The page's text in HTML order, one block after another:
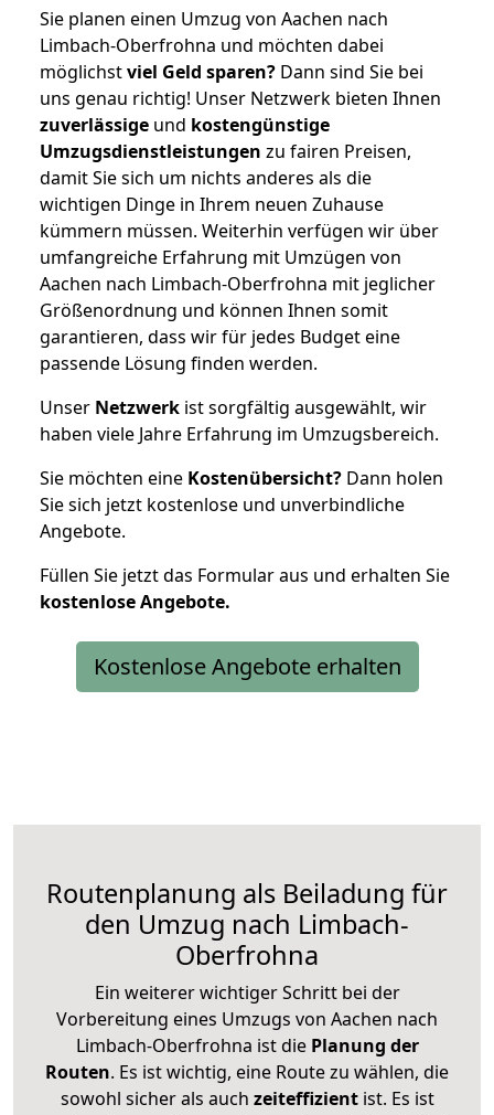
Sie planen einen Umzug von Aachen nach
Limbach-Oberfrohna und möchten dabei
möglichstviel Geld sparen? Dann sind Sie bei
uns genau richtig! Unser Netzwerk bieten Ihnen
zuverlässige und kostengünstige
Umzugsdienstleistungen zu fairen Preisen,
damit Sie sich um nichts anderes als die
wichtigen Dinge in Ihrem neuen Zuhause
kümmern müssen. Weiterhin verfügen wir über
umfangreiche Erfahrung mit Umzügen von
Aachen nach Limbach-Oberfrohna mit jeglicher
Größenordnung und können Ihnen somit
garantieren, dass wir für jedes Budget eine
passende Lösung finden werden.
Unser Netzwerk ist sorgfältig ausgewählt, wir
haben viele Jahre Erfahrung im Umzugsbereich.
Sie möchten eine Kostenübersicht? Dann holen
Sie sich jetzt kostenlose und unverbindliche
Angebote.
Füllen Sie jetzt das Formular aus und erhalten Sie
kostenloseAngebote.
Kostenlose Angebote erhalten
Routenplanung als Beiladung für
den Umzug nach Limbach-
Oberfrohna
Ein weiterer wichtiger Schritt bei der
Vorbereitung eines Umzugs von Aachen nach
Limbach-Oberfrohna ist diePlanung der
Routen. Es ist wichtig, eine Route zu wählen, die
sowohl sicher als auch zeiteffizientist. Es ist